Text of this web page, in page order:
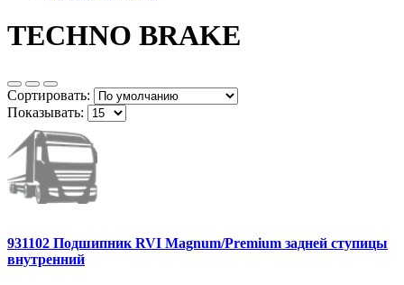
TECHNO BRAKE
Сортировать:
Показывать:
931102 Подшипник RVI Magnum/Premium задней ступицы
внутренний